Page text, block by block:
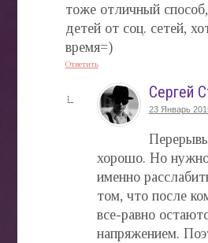
тоже отличный
детей от соц. сетей,
время=)
Ответить
Сергей
23 Январь
хорошо. Но нужно
именно
том, что после
все-равно
напряжением.